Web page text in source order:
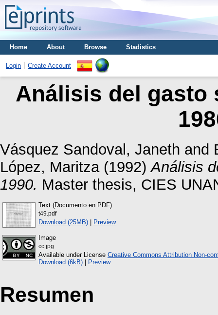
Home About Browse Stadistics
Login Create Account
Análisis del gasto
Vásquez Sandoval, Janeth and
López, Maritza(1992)Análisis
1990. Master thesis, CIES
Text (Documento en PDF)
t49.pdf
Download (25MB) | Preview
Image
cc.jpg
Available under License Creative Commons Attribution Non-
Download (6kB) | Preview
Resumen